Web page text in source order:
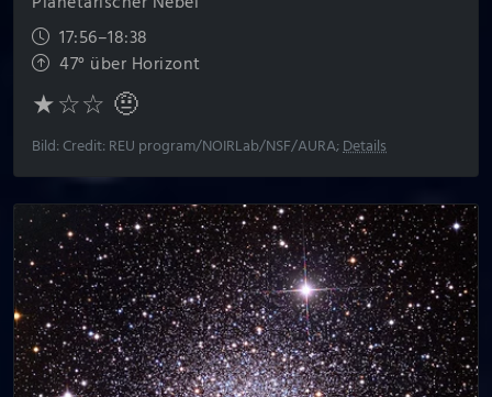
17:56–18:38
47° über Horizont
★☆☆ 🤨
Bild: Credit: REU program/NOIRLab/NSF/AURA;Details